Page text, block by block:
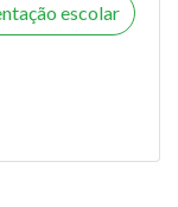
escolar